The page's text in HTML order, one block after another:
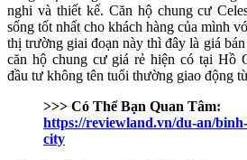
nghi và thiết kế. Căn hộ chung cư
sống tốt nhất cho khách hàng của mình
thị trường giai đoạn này thì đây là giá
căn hộ chung cư giá rẻ hiện có tại Hồ
đầu tư không tên tuổi thường giao động
>>> Có Thể Bạn Quan Tâm:
https://reviewland.vn/du-an/
city